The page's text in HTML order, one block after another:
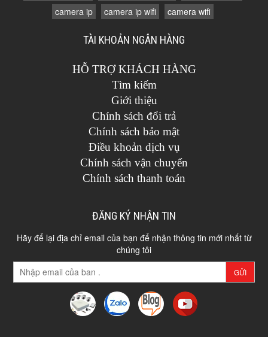
camera ip
camera ip wifi camera wifi
TÀI KHOẢN NGÂN HÀNG
HỖ TRỢ KHÁCH HÀNG
Tìm kiếm
Giới thiệu
Chính sách đổi trả
Chính sách bảo mật
Điều khoản dịch vụ
Chính sách vận chuyển
Chính sách thanh toán
ĐĂNG KÝ NHẬN TIN
Hãy để lại địa chỉ email của bạn để nhận thông tin mới nhất từ
chúng tôi
GỬI